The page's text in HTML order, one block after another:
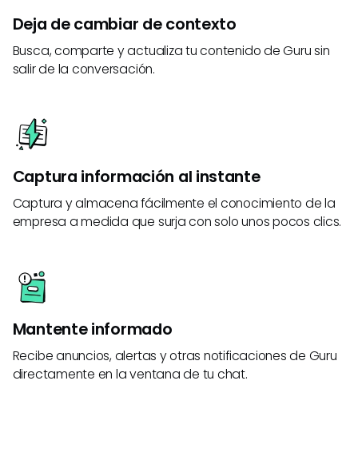
Deja de cambiar de contexto
Busca, comparte y actualiza tu contenido de Guru sin
salir de la conversación.
Captura información al instante
Captura y almacena fácilmente el conocimiento de la
empresa a medida que surja con solo unos pocos clics.
Mantente informado
Recibe anuncios, alertas y otras notificaciones de Guru
directamente en la ventana de tu chat.